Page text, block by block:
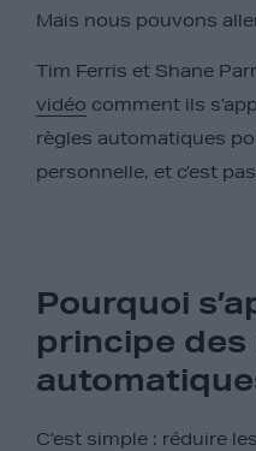
Mais nous pouvons
Tim Ferris et Shane
vidéo comment ils
règles automatiques
personnelle, et c’est
Pourquoi
principe des
C’est simple : réduire